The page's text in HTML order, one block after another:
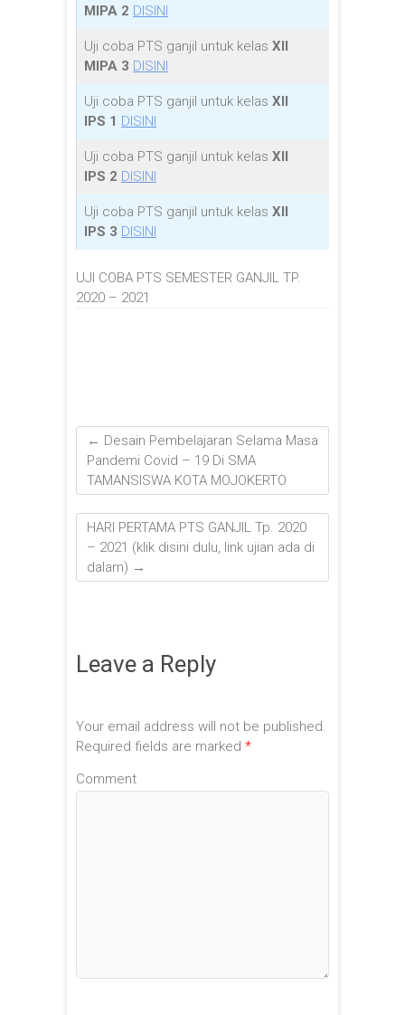
MIPA 2 DISINI
Uji coba PTS ganjil untuk kelas XII
MIPA 3 DISINI
Uji coba PTS ganjil untuk kelas XII
IPS 1 DISINI
Uji coba PTS ganjil untuk kelas XII
IPS 2 DISINI
Uji coba PTS ganjil untuk kelas XII
IPS 3 DISINI
UJI COBA PTS SEMESTER GANJIL TP.
2020 – 2021
← Desain Pembelajaran Selama Masa
Pandemi Covid – 19 Di SMA
TAMANSISWA KOTA MOJOKERTO
HARI PERTAMA PTS GANJIL Tp. 2020
– 2021 (klik disini dulu, link ujian ada di
dalam) →
Leave a Reply
Your email address will not be published.
Required fields are marked *
Comment